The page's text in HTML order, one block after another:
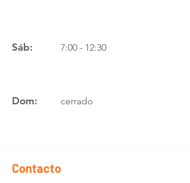
Sáb: 7:00 - 12:30
Dom: cerrado
Contacto